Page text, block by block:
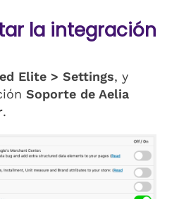
la integración
Elite > Settings, y
Soporte de Aelia
.